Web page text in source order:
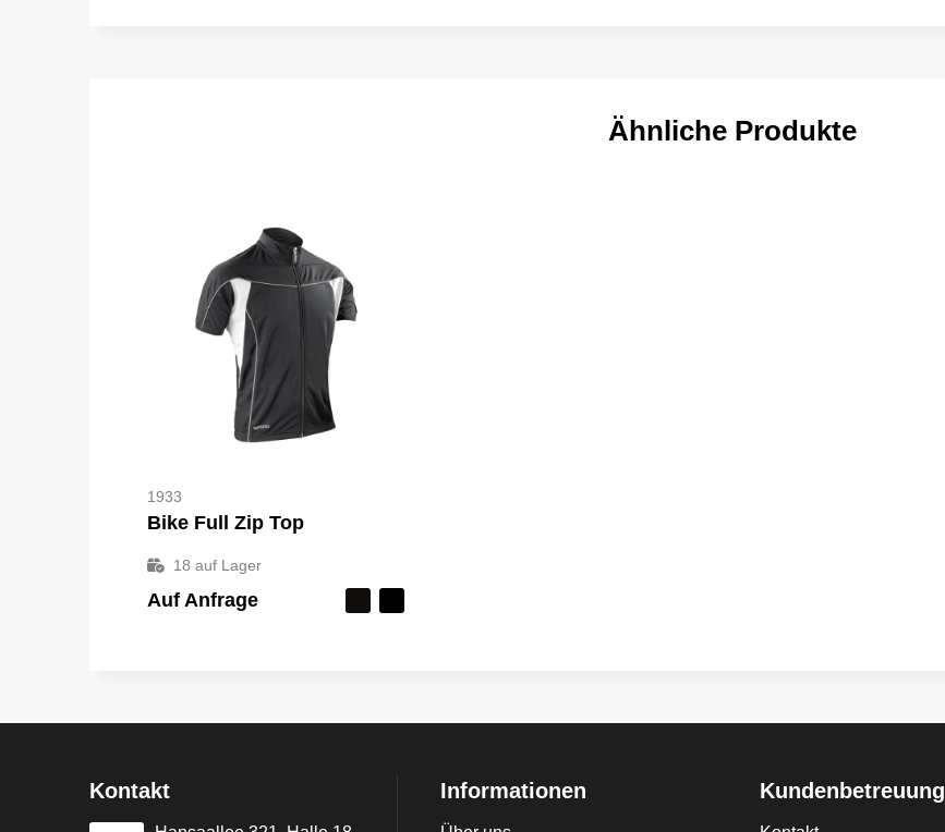
Ähnliche Produkte
1933
Bike Full Zip Top
18 auf Lager
Auf Anfrage
Kontakt Informationen Kundenbetreuung